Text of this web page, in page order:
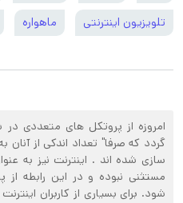
تلویزیون اینترنتی ماهواره
امروزه از پروتكل های متعددی
گردد كه صرفا" تعداد اندكی از آنان
سازی شده اند . اينترنت نيز به
مستثنی نبوده و در اين رابطه
شود. برای بسياری از كاربران